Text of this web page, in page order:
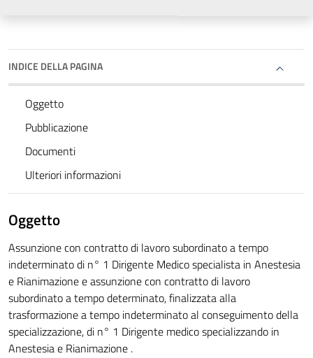
INDICE DELLA PAGINA
Oggetto
Pubblicazione
Documenti
Ulteriori informazioni
Oggetto
Assunzione con contratto di lavoro subordinato a tempo
indeterminato di n° 1 Dirigente Medico specialista in Anestesia
e Rianimazione e assunzione con contratto di lavoro
subordinato a tempo determinato, finalizzata alla
trasformazione a tempo indeterminato al conseguimento della
specializzazione, di n° 1 Dirigente medico specializzando in
Anestesia e Rianimazione .